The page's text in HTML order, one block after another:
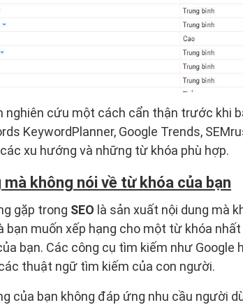
nghiên cứu một cách cẩn thận trước khi
KeywordPlanner, Google Trends,
xu hướng và những từ khóa phù hợp.
mà không nói về từ khóa của bạn
gặp trong SEO là sản xuất nội dung mà
bạn muốn xếp hạng cho một từ khóa
bạn. Các công cụ tìm kiếm như Google
thuật ngữ tìm kiếm của con người.
của bạn không đáp ứng nhu cầu người